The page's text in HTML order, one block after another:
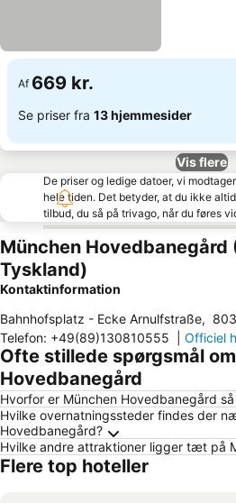
Af 669 kr.
Se priser fra 13 hjemmesider
Vis flere
De priser og ledige datoer, vi
hele tiden. Det betyder, at du ikke
tilbud, du så på trivago, når du føres
München Hovedbanegård
Tyskland)
Kontaktinformation
Bahnhofsplatz - Ecke Arnulfstraße,
Telefon: +49(89)130810555 Officiel
Ofte stillede spørgsmål
Hovedbanegård
Hvorfor er München Hovedbanegård
Hvilke overnatningssteder findes der
Hovedbanegård?
Hvilke andre attraktioner ligger tæt på
Flere top hoteller